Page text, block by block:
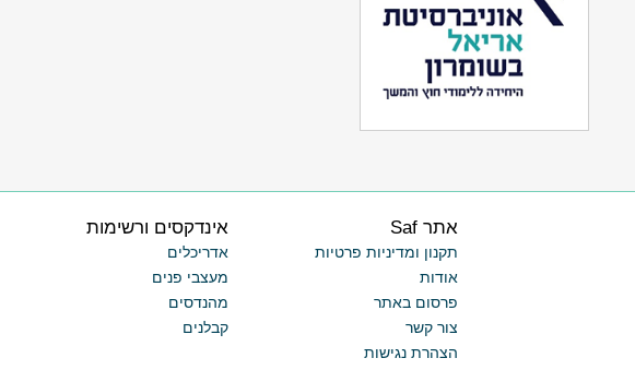
אינדקסים ורשימות
אדריכלים
מעצבי פנים
מהנדסים
קבלנים
אתר Saf
תקנון ומדיניות פרטיות
אודות
פרסום באתר
צור קשר
הצהרת נגישות